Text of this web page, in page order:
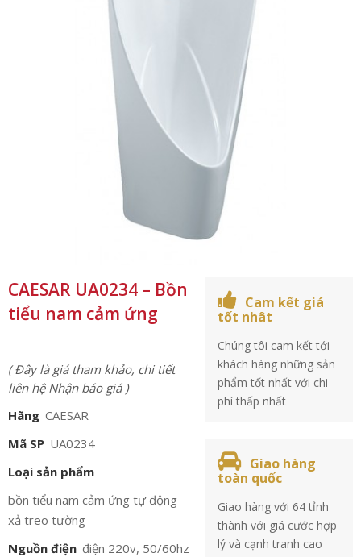
CAESAR UA0234 – Bồn
tiểu nam cảm ứng
( Đây là giá tham khảo, chi tiết
liên hệ Nhận báo giá )
Hãng CAESAR
Mã SP UA0234
Loại sản phẩm
bồn tiểu nam cảm ứng tự động
xả treo tường
Nguồn điện điện 220v, 50/60hz
Cam kết giá
tốt nhât
Chúng tôi cam kết tới
khách hàng những sản
phẩm tốt nhất với chi
phí thấp nhất
Giao hàng
toàn quốc
Giao hàng với 64 tỉnh
thành với giá cước hợp
lý và cạnh tranh cao